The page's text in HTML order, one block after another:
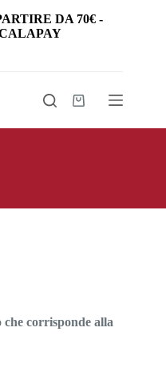
DA 70€ -
Carrello
corrisponde alla